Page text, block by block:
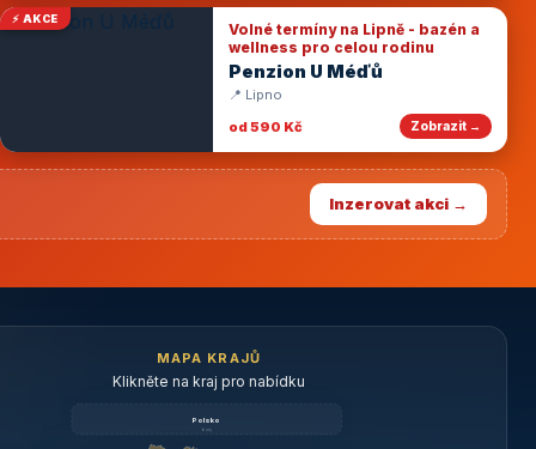
⚡ AKCE
Volné termíny na Lipně - bazén a
wellness pro celou rodinu
Penzion U Méďů
📍 Lipno
od 590 Kč
Zobrazit →
Inzerovat akci →
MAPA KRAJŮ
Klikněte na kraj pro nabídku
Polsko
brzy